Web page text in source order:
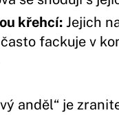
křehcí: Jejich
fackuje v
anděl“ je